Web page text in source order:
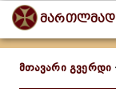
მთავარი გვერდი